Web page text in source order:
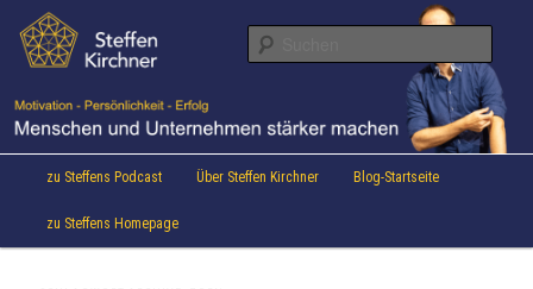
Inhalt
wechseln
sekundären
Inhalt
Steffen Kirchner Blog
Aktuelles von Speaker & Motivationstrainer Steffen Kirchner
Hauptmenü
zu Steffens Podcast Über Steffen Kirchner Blog-Startseite
zu Steffens Homepage